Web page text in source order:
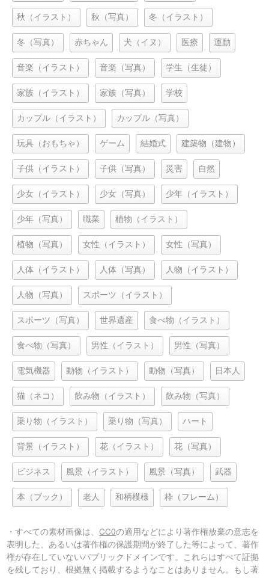
秋（イラスト） 秋（写真） 冬（イラスト）
冬（写真） 赤ちゃん 犬（イヌ） 医療 運動
音楽（イラスト） 音楽（写真） 学生（生徒）
家族（イラスト） 家族（写真） 学校
カップル（イラスト） カップル（写真）
玩具（おもちゃ） ゲーム 結婚式 建築物（建物）
子供（イラスト） 子供（写真） 災害 自然
少女（イラスト） 少女（写真） 少年（イラスト）
少年（写真） 職業 植物（イラスト）
植物（写真） 女性（イラスト） 女性（写真）
人体（イラスト） 人体（写真） 人物（イラスト）
人物（写真） スポーツ（イラスト）
スポーツ（写真） 世界遺産 食べ物（イラスト）
食べ物（写真） 男性（イラスト） 男性（写真）
電気機器 動物（イラスト） 動物（写真） 日本人
猫（ネコ） 飲み物（イラスト） 飲み物（写真）
乗り物（イラスト） 乗り物（写真） ハート
背景（イラスト） 花（イラスト） 花（写真）
ビジネス 風景（イラスト） 風景（写真） 武器
本（ブック） 老人 和柄模様 枠（フレーム）
・すべての素材画像は、CC0の適用などにより著作権放棄の意志を
表明した、あるいは著作権の保護期間が終了した等によって、著作
権が存在していないパブリックドメインです。これらはすべて証拠
を残しており、根拠無く掲載するようなことはありません。もし著